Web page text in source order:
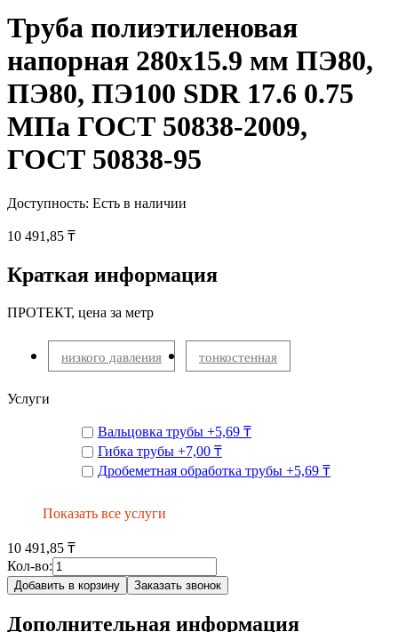
Труба полиэтиленовая
напорная 280х15.9 мм ПЭ80,
ПЭ80, ПЭ100 SDR 17.6 0.75
МПа ГОСТ 50838-2009,
ГОСТ 50838-95
Доступность: Есть в наличии
10 491,85 ₸
Краткая информация
ПРОТЕКТ, цена за метр
низкого давления тонкостенная
Услуги
Вальцовка трубы +5,69 ₸
Гибка трубы +7,00 ₸
Дробеметная обработка трубы +5,69 ₸
Показать все услуги
10 491,85 ₸
Кол-во:
Добавить в корзину Заказать звонок
Дополнительная информация